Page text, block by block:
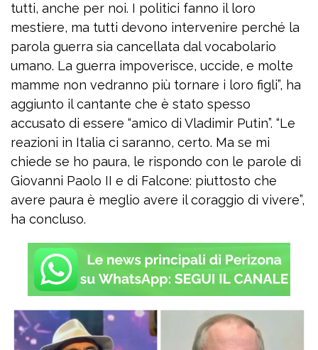
tutti, anche per noi. I politici fanno il loro
mestiere, ma tutti devono intervenire perché la
parola guerra sia cancellata dal vocabolario
umano. La guerra impoverisce, uccide, e molte
mamme non vedranno più tornare i loro figli”, ha
aggiunto il cantante che è stato spesso
accusato di essere “amico di Vladimir Putin”. “Le
reazioni in Italia ci saranno, certo. Ma se mi
chiede se ho paura, le rispondo con le parole di
Giovanni Paolo II e di Falcone: piuttosto che
avere paura è meglio avere il coraggio di vivere”,
ha concluso.